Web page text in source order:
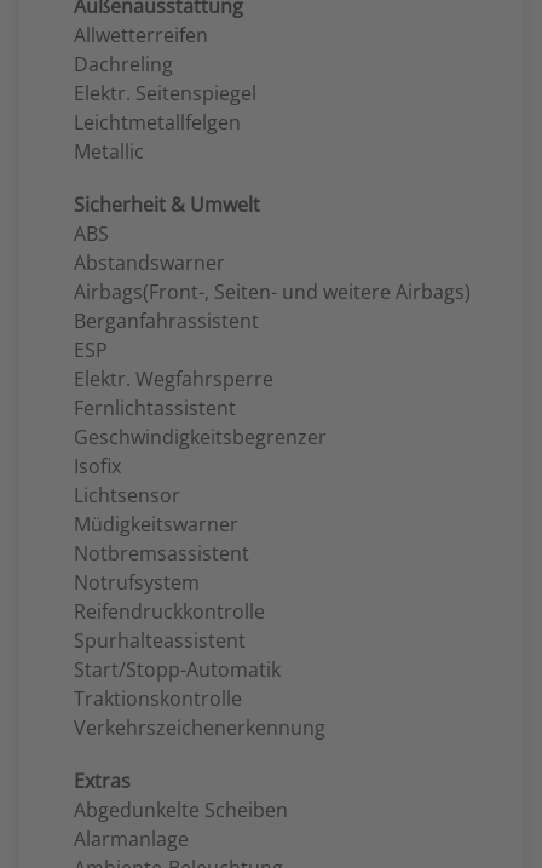
Außenausstattung
Allwetterreifen
Dachreling
Elektr. Seitenspiegel
Leichtmetallfelgen
Metallic
Sicherheit & Umwelt
ABS
Abstandswarner
Airbags(Front-, Seiten- und weitere Airbags)
Berganfahrassistent
ESP
Elektr. Wegfahrsperre
Fernlichtassistent
Geschwindigkeitsbegrenzer
Isofix
Lichtsensor
Müdigkeitswarner
Notbremsassistent
Notrufsystem
Reifendruckkontrolle
Spurhalteassistent
Start/Stopp-Automatik
Traktionskontrolle
Verkehrszeichenerkennung
Extras
Abgedunkelte Scheiben
Alarmanlage